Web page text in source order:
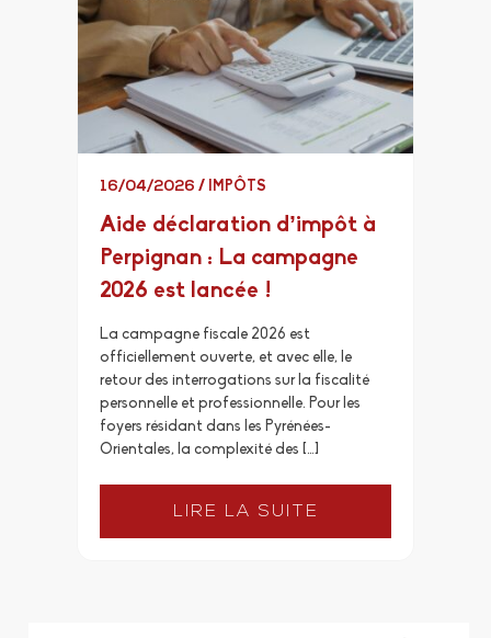
16/04/2026 / IMPÔTS
Aide déclaration d’impôt à
Perpignan : La campagne
2026 est lancée !
La campagne fiscale 2026 est
officiellement ouverte, et avec elle, le
retour des interrogations sur la fiscalité
personnelle et professionnelle. Pour les
foyers résidant dans les Pyrénées-
Orientales, la complexité des […]
LIRE LA SUITE